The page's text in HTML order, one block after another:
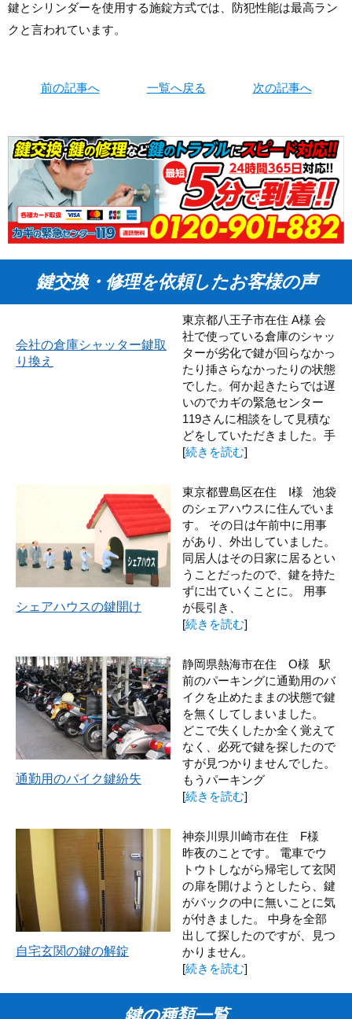
鍵とシリンダーを使用する施錠方式では、防犯性能は最高ラン
クと言われています。
前の記事へ 一覧へ戻る 次の記事へ
鍵交換・修理を依頼したお客様の声
会社の倉庫シャッター鍵取
り換え
東京都八王子市在住 A様 会
社で使っている倉庫のシャッ
ターが劣化で鍵が回らなかっ
たり挿さらなかったりの状態
でした。何か起きたらでは遅
いのでカギの緊急センター
119さんに相談をして見積な
どをしていただきました。手
[続きを読む]
シェアハウスの鍵開け
東京都豊島区在住 I様 池袋
のシェアハウスに住んでいま
す。 その日は午前中に用事
があり、外出していました。
同居人はその日家に居るとい
うことだったので、鍵を持た
ずに出ていくことに。 用事
が長引き、
[続きを読む]
通勤用のバイク鍵紛失
静岡県熱海市在住 O様 駅
前のパーキングに通勤用のバ
イクを止めたままの状態で鍵
を無くしてしまいました。
どこで失くしたか全く覚えて
なく、必死で鍵を探したので
すが見つかりませんでした。
もうパーキング
[続きを読む]
自宅玄関の鍵の解錠
神奈川県川崎市在住 F様
昨夜のことです。 電車でウ
トウトしながら帰宅して玄関
の扉を開けようとしたら、鍵
がバックの中に無いことに気
が付きました。 中身を全部
出して探したのですが、見つ
かりません。
[続きを読む]